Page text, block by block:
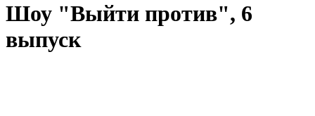
Шоу "Выйти против", 6
выпуск